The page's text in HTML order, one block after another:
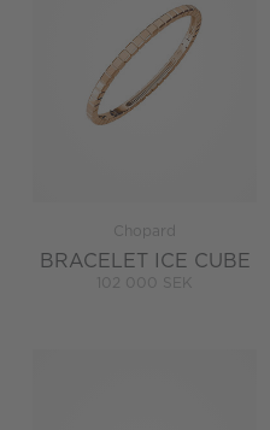
Chopard
BRACELET ICE CUBE
102 000 SEK